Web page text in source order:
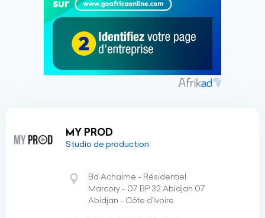
MY PROD
Studio de production
Bd Achalme - Résidentiel
Marcory - 07 BP 32 Abidjan 07
Abidjan - Côte d’Ivoire